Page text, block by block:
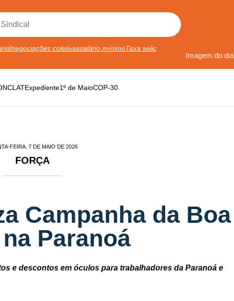
negociações coletivassalário mínimoTaxa selic
Imagem do dia
Expediente1º de MaioCOP-30
FEIRA, 7 DE MAIO DE 2026
FORÇA
Campanha da Boa
Paranoá
e descontos em óculos para trabalhadores da Paranoá e